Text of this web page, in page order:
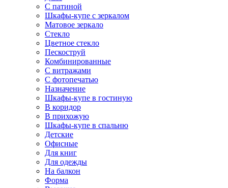
С патиной
Шкафы-купе с зеркалом
Матовое зеркало
Стекло
Цветное стекло
Пескоструй
Комбинированные
С витражами
С фотопечатью
Назначение
Шкафы-купе в гостиную
В коридор
В прихожую
Шкафы-купе в спальню
Детские
Офисные
Для книг
Для одежды
На балкон
Форма